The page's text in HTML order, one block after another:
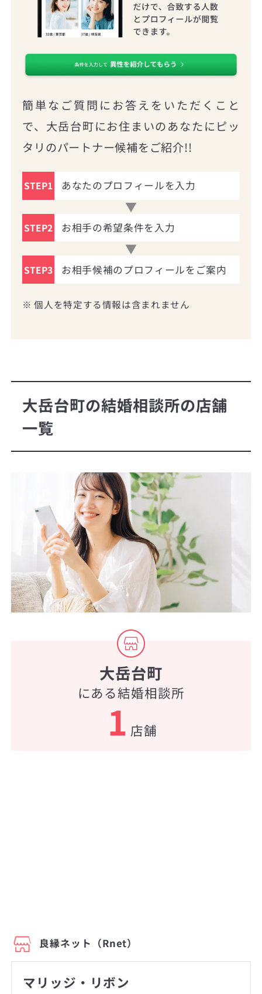
簡単なご質問にお答えをいただくこと
で、大岳台町にお住まいのあなたにピッ
タリのパートナー候補をご紹介!!
STEP1 あなたのプロフィールを入力
STEP2 お相手の希望条件を入力
STEP3 お相手候補のプロフィールをご案内
※ 個人を特定する情報は含まれません
大岳台町の結婚相談所の店舗
一覧
大岳台町
にある結婚相談所
1 店舗
良縁ネット（Rnet）
マリッジ・リボン